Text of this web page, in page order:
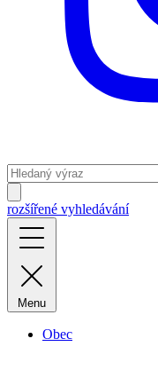
rozšířené vyhledávání
Menu
Obec